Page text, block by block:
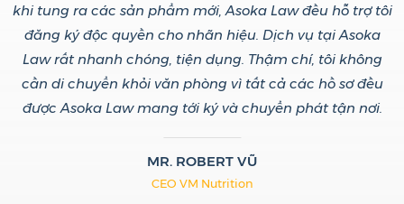
khi tung ra các sản phẩm mới, Asoka Law đều hỗ trợ tôi
đăng ký độc quyền cho nhãn hiệu. Dịch vụ tại Asoka
Law rất nhanh chóng, tiện dụng. Thậm chí, tôi không
cần di chuyển khỏi văn phòng vì tất cả các hồ sơ đều
được Asoka Law mang tới ký và chuyển phát tận nơi.
MR. ROBERT VŨ
CEO VM Nutrition